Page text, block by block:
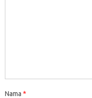
Nama *